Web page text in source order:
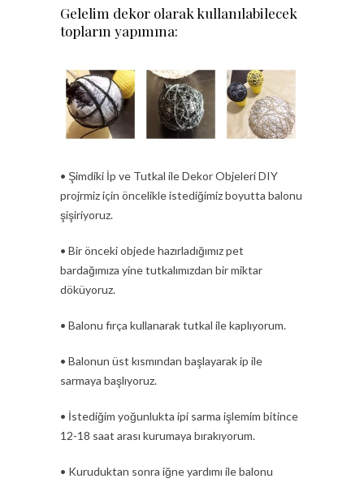
Gelelim dekor olarak kullanılabilecek
topların yapımına:
• Şimdiki İp ve Tutkal ile Dekor Objeleri DIY
projrmiz için öncelikle istediğimiz boyutta balonu
şişiriyoruz.
• Bir önceki objede hazırladığımız pet
bardağımıza yine tutkalımızdan bir miktar
döküyoruz.
• Balonu fırça kullanarak tutkal ile kaplıyorum.
• Balonun üst kısmından başlayarak ip ile
sarmaya başlıyoruz.
• İstediğim yoğunlukta ipi sarma işlemim bitince
12-18 saat arası kurumaya bırakıyorum.
• Kuruduktan sonra iğne yardımı ile balonu